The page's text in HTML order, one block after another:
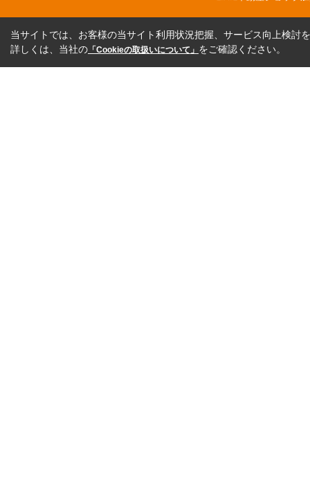
当サイトでは、お客様の当サイト利用状況把握、サービス向上検討
詳しくは、当社の 「Cookieの取扱いについて」 をご確認ください。